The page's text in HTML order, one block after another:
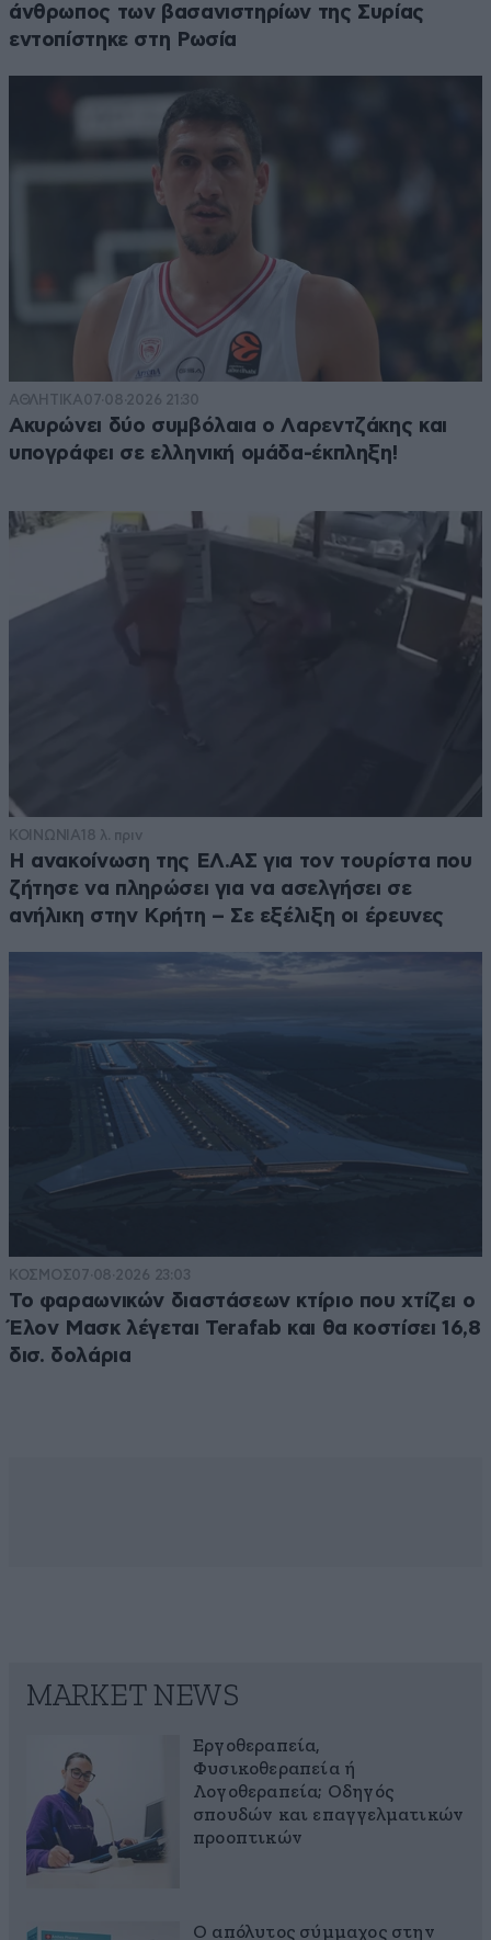
άνθρωπος των βασανιστηρίων της Συρίας
εντοπίστηκε στη Ρωσία
ΑΘΛΗΤΙΚΑ07·08·2026 21:30
Ακυρώνει δύο συμβόλαια ο Λαρεντζάκης και
υπογράφει σε ελληνική ομάδα-έκπληξη!
ΚΟΙΝΩΝΙΑ18 λ. πριν
Η ανακοίνωση της ΕΛ.ΑΣ για τον τουρίστα που
ζήτησε να πληρώσει για να ασελγήσει σε
ανήλικη στην Κρήτη – Σε εξέλιξη οι έρευνες
ΚΟΣΜΟΣ07·08·2026 23:03
Το φαραωνικών διαστάσεων κτίριο που χτίζει ο
Έλον Μασκ λέγεται Terafab και θα κοστίσει 16,8
δισ. δολάρια
MARKET NEWS
Εργοθεραπεία,
Φυσικοθεραπεία ή
Λογοθεραπεία; Οδηγός
σπουδών και επαγγελματικών
προοπτικών
Ο απόλυτος σύμμαχος στην